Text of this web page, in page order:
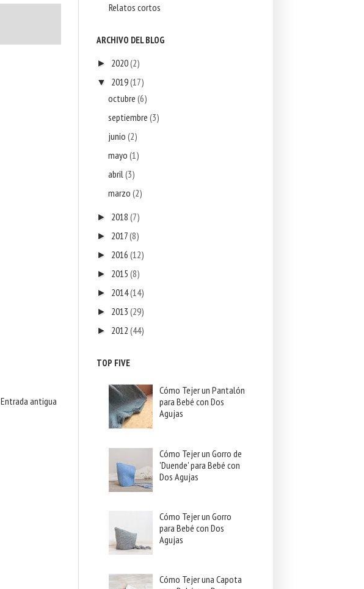
Entrada antigua
Relatos cortos
ARCHIVO DEL BLOG
► 2020(2)
▼ 2019(17)
octubre (6)
septiembre (3)
junio (2)
mayo (1)
abril(3)
marzo (2)
► 2018 (7)
► 2017(8)
► 2016 (12)
► 2015 (8)
► 2014(14)
► 2013 (29)
► 2012 (44)
TOP FIVE
Cómo Tejer un Pantalón
para Bebé con Dos
Agujas
Cómo Tejer un Gorro de
'Duende' para Bebé con
Dos Agujas
Cómo Tejer un Gorro
para Bebé con Dos
Agujas
Cómo Tejer una Capota